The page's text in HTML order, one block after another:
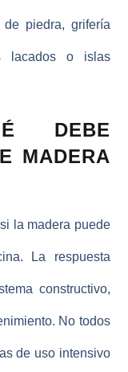
piedra, grifería
lacados o islas
DEBE
MADERA
la madera puede
La respuesta
constructivo,
No todos
de uso intensivo